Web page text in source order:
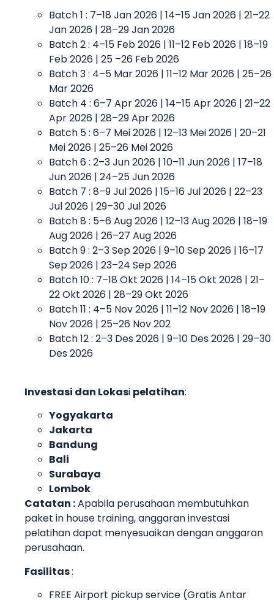
Batch 1 : 7–18 Jan 2026 | 14–15 Jan 2026 | 21–22
Jan 2026 | 28–29 Jan 2026
Batch 2 : 4–15 Feb 2026 | 11–12 Feb 2026 | 18–19
Feb 2026 | 25 –26 Feb 2026
Batch 3 : 4–5 Mar 2026 | 11–12 Mar 2026 | 25–26
Mar 2026
Batch 4 : 6–7 Apr 2026 | 14–15 Apr 2026 | 21–22
Apr 2026 | 28–29 Apr 2026
Batch 5 : 6–7 Mei 2026 | 12–13 Mei 2026 | 20–21
Mei 2026 | 25–26 Mei 2026
Batch 6 : 2–3 Jun 2026 | 10–11 Jun 2026 | 17–18
Jun 2026 | 24–25 Jun 2026
Batch 7 : 8–9 Jul 2026 | 15–16 Jul 2026 | 22–23
Jul 2026 | 29–30 Jul 2026
Batch 8 : 5–6 Aug 2026 | 12–13 Aug 2026 | 18–19
Aug 2026 | 26–27 Aug 2026
Batch 9 : 2–3 Sep 2026 | 9–10 Sep 2026 | 16–17
Sep 2026 | 23–24 Sep 2026
Batch 10 : 7–18 Okt 2026 | 14–15 Okt 2026 | 21–
22 Okt 2026 | 28–29 Okt 2026
Batch 11 : 4–5 Nov 2026 | 11–12 Nov 2026 | 18–19
Nov 2026 | 25–26 Nov 202
Batch 12 : 2–3 Des 2026 | 9–10 Des 2026 | 29–30
Des 2026
Investasi dan Lokasi pelatihan:
Yogyakarta
Jakarta
Bandung
Bali
Surabaya
Lombok
Catatan :Apabila perusahaan membutuhkan
paket in house training, anggaran investasi
pelatihan dapat menyesuaikan dengan anggaran
perusahaan.
Fasilitas:
FREE Airport pickup service (Gratis Antar